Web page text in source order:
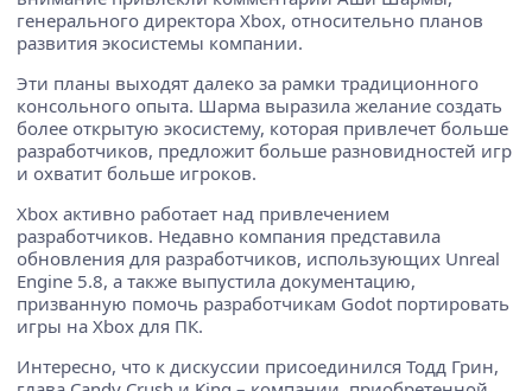
генерального директора Xbox, относительно планов
развития экосистемы компании.
Эти планы выходят далеко за рамки традиционного
консольного опыта. Шарма выразила желание создать
более открытую экосистему, которая привлечет больше
разработчиков, предложит больше разновидностей игр
и охватит больше игроков.
Xbox активно работает над привлечением
разработчиков. Недавно компания представила
обновления для разработчиков, использующих Unreal
Engine 5.8, а также выпустила документацию,
призванную помочь разработчикам Godot портировать
игры на Xbox для ПК.
Интересно, что к дискуссии присоединился Тодд Грин,